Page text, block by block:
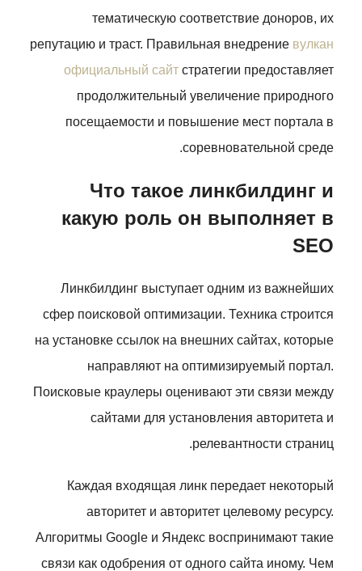
тематическую соответствие доноров, их
репутацию и траст. Правильная внедрение вулкан
официальный сайт стратегии предоставляет
продолжительный увеличение природного
посещаемости и повышение мест портала в
соревновательной среде.
Что такое линкбилдинг и
какую роль он выполняет в
SEO
Линкбилдинг выступает одним из важнейших
сфер поисковой оптимизации. Техника строится
на установке ссылок на внешних сайтах, которые
направляют на оптимизируемый портал.
Поисковые краулеры оценивают эти связи между
сайтами для установления авторитета и
релевантности страниц.
Каждая входящая линк передает некоторый
авторитет и авторитет целевому ресурсу.
Алгоритмы Google и Яндекс воспринимают такие
связи как одобрения от одного сайта иному. Чем